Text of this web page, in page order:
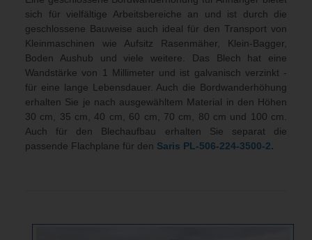
sich für vielfältige Arbeitsbereiche an und ist durch die
geschlossene Bauweise auch ideal für den Transport von
Kleinmaschinen wie Aufsitz Rasenmäher, Klein-Bagger,
Boden Aushub und viele weitere. Das Blech hat eine
Wandstärke von 1 Millimeter und ist galvanisch verzinkt -
für eine lange Lebensdauer. Auch die Bordwanderhöhung
erhalten Sie je nach ausgewähltem Material in den Höhen
30 cm, 35 cm, 40 cm, 60 cm, 70 cm, 80 cm und 100 cm.
Auch für den Blechaufbau erhalten Sie separat die
passende Flachplane für den Saris PL-506-224-3500-2.